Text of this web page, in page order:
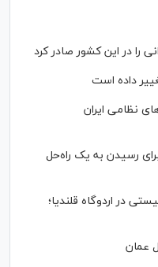
را در این کشور صادر کرد
داده است
نظامی ایران
رسیدن به یک راه‌حل
در اردوگاه قلندیا؛
عمان